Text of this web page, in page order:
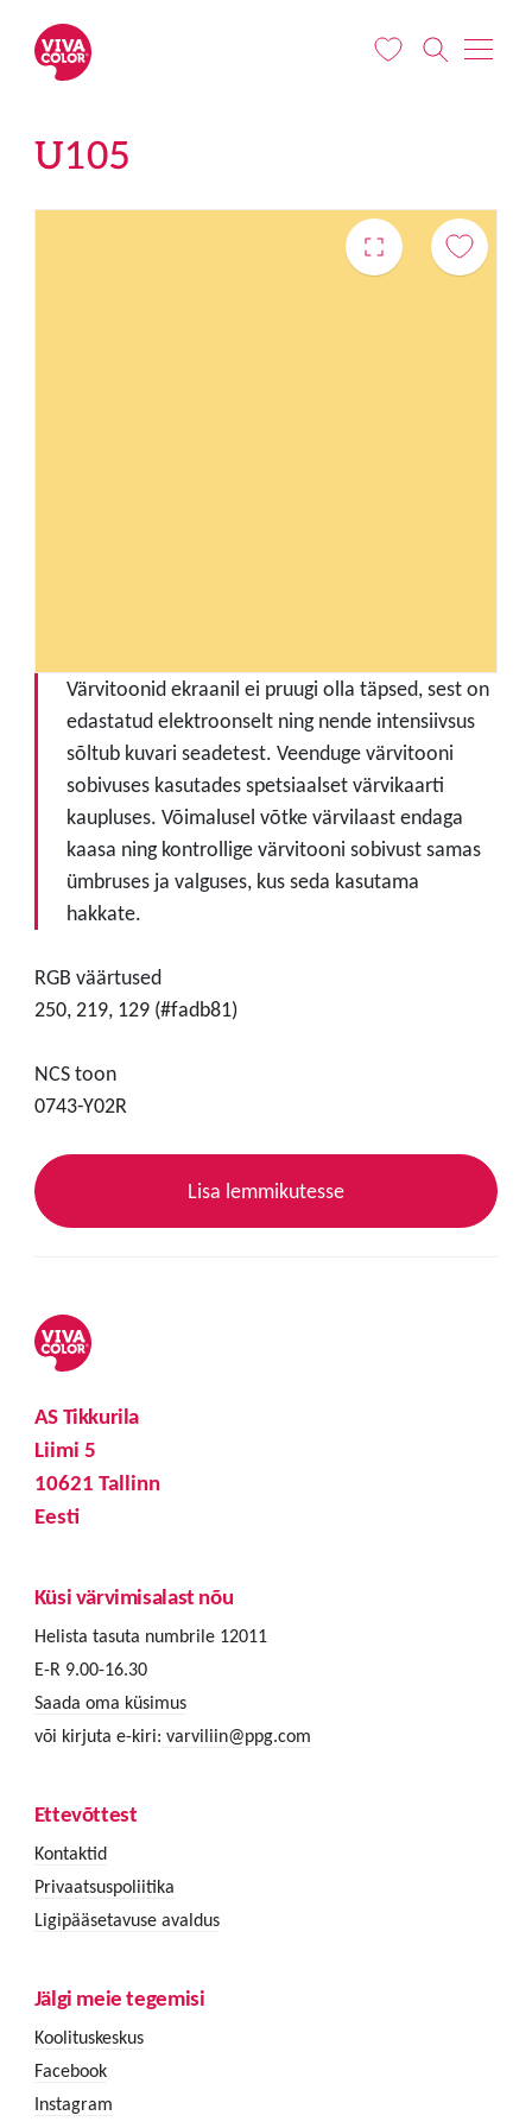
U105
Värvitoonid ekraanil ei pruugi olla täpsed, sest on
edastatud elektroonselt ning nende intensiivsus
sõltub kuvari seadetest. Veenduge värvitooni
sobivuses kasutades spetsiaalset värvikaarti
kaupluses. Võimalusel võtke värvilaast endaga
kaasa ning kontrollige värvitooni sobivust samas
ümbruses ja valguses, kus seda kasutama
hakkate.
RGB väärtused
250, 219, 129 (#fadb81)
NCS toon
0743-Y02R
Lisa lemmikutesse
AS Tikkurila
Liimi 5
10621 Tallinn
Eesti
Küsi värvimisalast nõu
Helista tasuta numbrile 12011
E-R 9.00-16.30
Saada oma küsimus
või kirjuta e-kiri: varviliin@ppg.com
Ettevõttest
Kontaktid
Privaatsuspoliitika
Ligipääsetavuse avaldus
Jälgi meie tegemisi
Koolituskeskus
Facebook
Instagram